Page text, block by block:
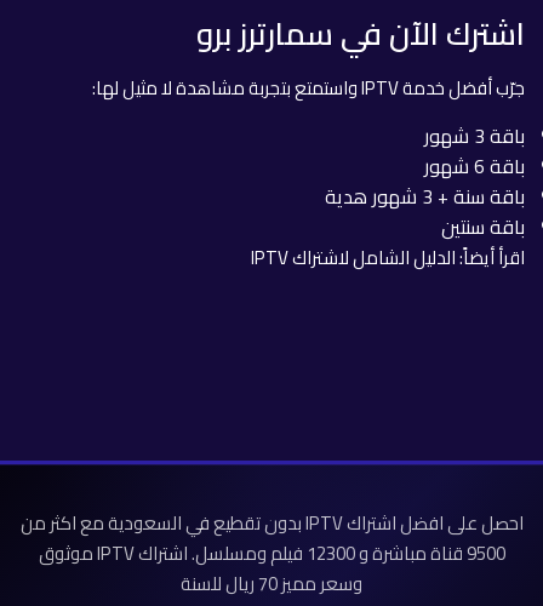
اشترك الآن في سمارترز برو
جرّب أفضل خدمة IPTV واستمتع بتجربة مشاهدة لا مثيل لها:
باقة 3 شهور
باقة 6 شهور
باقة سنة + 3 شهور هدية
باقة سنتين
اقرأ أيضاً:الدليل الشامل لاشتراك IPTV
احصل على افضل اشتراك IPTV بدون تقطيع في السعودية مع اكثر من
9500 قناة مباشرة و 12300 فيلم ومسلسل. اشتراك IPTV موثوق
وسعر مميز 70 ريال للسنة